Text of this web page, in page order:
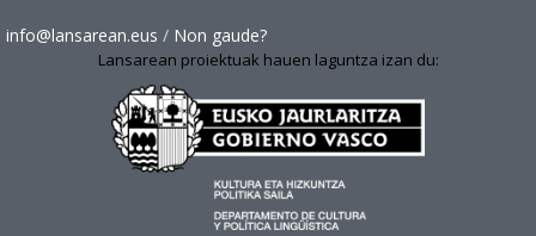
info@lansarean.eus / Non gaude?
Lansarean proiektuak hauen laguntza izan du: